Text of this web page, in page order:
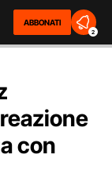
ABBONATI
2
con